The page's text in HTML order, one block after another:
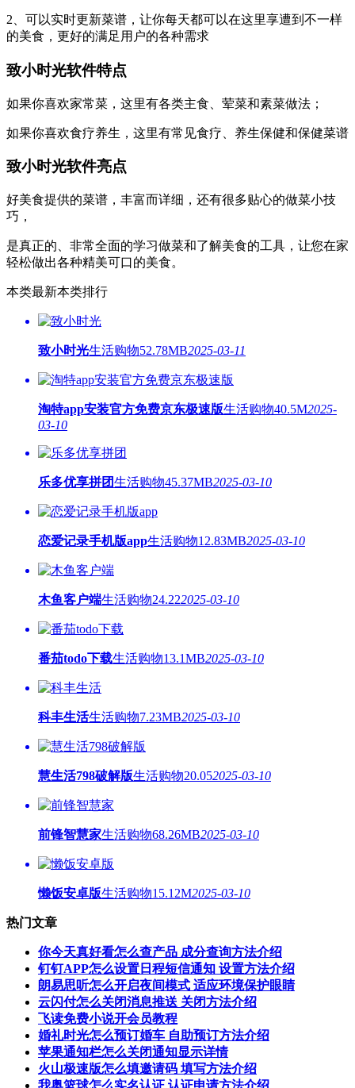
2、可以实时更新菜谱，让你每天都可以在这里享遭到不一样
的美食，更好的满足用户的各种需求
致小时光软件特点
如果你喜欢家常菜，这里有各类主食、荤菜和素菜做法；
如果你喜欢食疗养生，这里有常见食疗、养生保健和保健菜谱
致小时光软件亮点
好美食提供的菜谱，丰富而详细，还有很多贴心的做菜小技
巧，
是真正的、非常全面的学习做菜和了解美食的工具，让您在家
轻松做出各种精美可口的美食。
本类最新本类排行
致小时光生活购物52.78MB2025-03-11
淘特app安装官方免费京东极速版生活购物40.5M2025-
03-10
乐多优享拼团生活购物45.37MB2025-03-10
恋爱记录手机版app生活购物12.83MB2025-03-10
木鱼客户端生活购物24.222025-03-10
番茄todo下载生活购物13.1MB2025-03-10
科丰生活生活购物7.23MB2025-03-10
慧生活798破解版生活购物20.052025-03-10
前锋智慧家生活购物68.26MB2025-03-10
懒饭安卓版生活购物15.12M2025-03-10
热门文章
你今天真好看怎么查产品 成分查询方法介绍
钉钉APP怎么设置日程短信通知 设置方法介绍
朗易思听怎么开启夜间模式 适应环境保护眼睛
云闪付怎么关闭消息推送 关闭方法介绍
飞读免费小说开会员教程
婚礼时光怎么预订婚车 自助预订方法介绍
苹果通知栏怎么关闭通知显示详情
火山极速版怎么填邀请码 填写方法介绍